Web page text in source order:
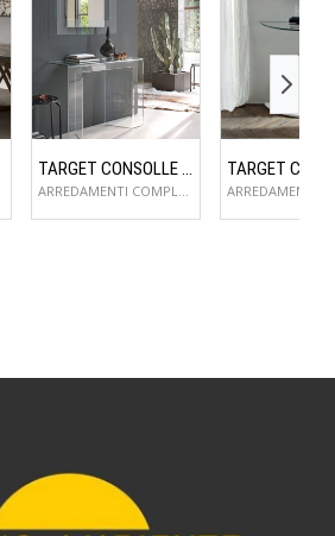
TARGET CONSOLLE SAGITTA
ARREDAMENTI COMPLEMENTI D'ARREDO